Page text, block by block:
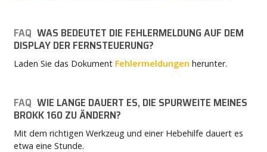
FAQ WAS BEDEUTET DIE FEHLERMELDUNG AUF DEM
DISPLAY DER FERNSTEUERUNG?
Laden Sie das Dokument Fehlermeldungen herunter.
FAQ WIE LANGE DAUERT ES, DIE SPURWEITE MEINES
BROKK 160 ZU ÄNDERN?
Mit dem richtigen Werkzeug und einer Hebehilfe dauert es
etwa eine Stunde.